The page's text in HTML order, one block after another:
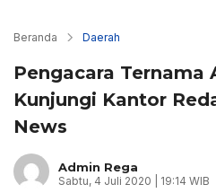
Beranda Daerah
Pengacara Ternama
Kunjungi Kantor
News
Admin Rega
Sabtu, 4 Juli 2020 | 19:14 WIB